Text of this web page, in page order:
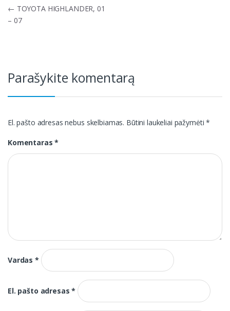
Navigacija
tarp
įrašų
← TOYOTA HIGHLANDER, 01
– 07
Parašykite komentarą
El. pašto adresas nebus skelbiamas. Būtini laukeliai pažymėti*
Komentaras*
Vardas*
El. pašto adresas*